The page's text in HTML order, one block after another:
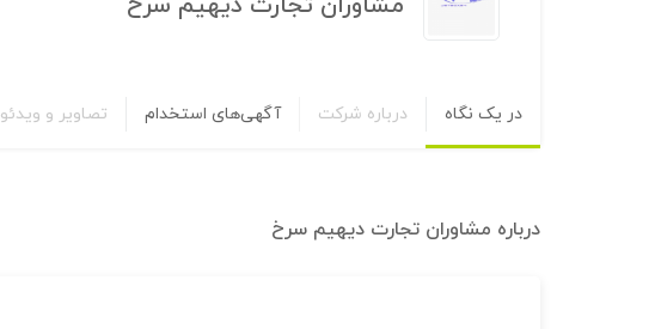
در یک نگاه درباره شرکت آگهی‌های استخدام تصاویر و
درباره مشاوران تجارت دیهیم سرخ